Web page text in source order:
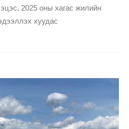
2025 оны хагас жилийн
хуудас